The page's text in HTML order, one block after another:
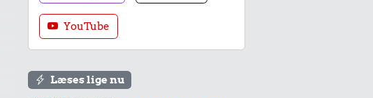
YouTube
Læses lige nu